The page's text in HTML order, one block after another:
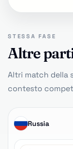
STESSA FASE
Altre
Altri match della
contesto
Russia